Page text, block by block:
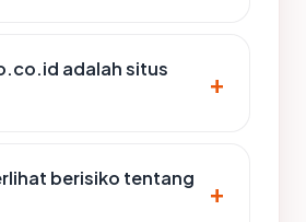
adalah situs
berisiko tentang